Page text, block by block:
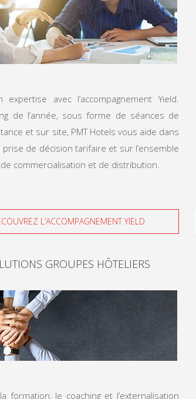
expertise avec l’accompagnement Yield.
de l’année, sous forme de séances de
et sur site, PMT Hotels vous aide dans
prise de décision tarifaire et sur l’ensemble
commercialisation et de distribution.
L’ACCOMPAGNEMENT YIELD
GROUPES HÔTELIERS
formation, le coaching et l’externalisation